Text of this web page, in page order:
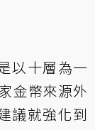
以十層為一
金幣來源外
議就強化到